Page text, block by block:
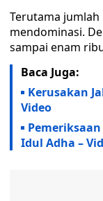
Terutama
mendominasi.
sampai enam
Baca Juga:
Kerusakan
Video
Idul Adha –